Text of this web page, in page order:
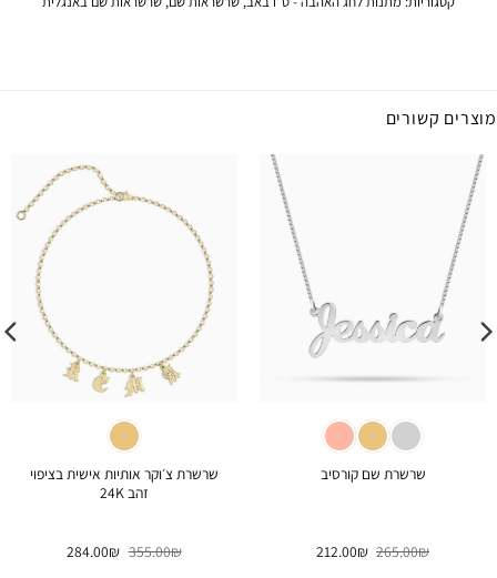
מוצרים קשורים
שרשרת שם קורסיב
265.00₪ המחיר
המקורי
212.00₪ המחיר
שרשרת צ׳וקר אותיות אישית בציפוי
זהב 24K
355.00₪ המחיר
המקורי
284.00₪ המחיר